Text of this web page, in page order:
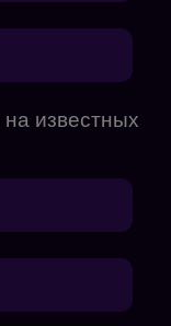
на известных